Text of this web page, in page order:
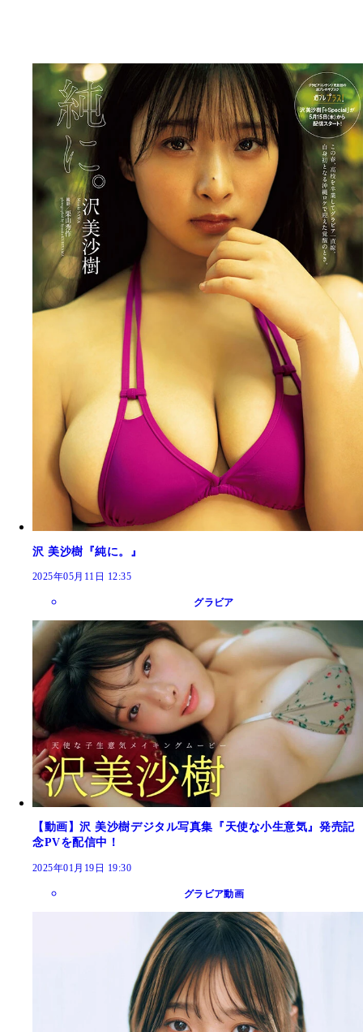
沢 美沙樹『純に。』
2025年05月11日 12:35
グラビア
【動画】沢 美沙樹デジタル写真集『天使な小生意気』発売記
念PVを配信中！
2025年01月19日 19:30
グラビア動画